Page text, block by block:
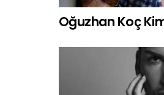
Oğuzhan Koç